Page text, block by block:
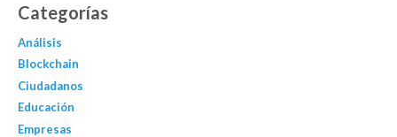
Categorías
Análisis
Blockchain
Ciudadanos
Educación
Empresas